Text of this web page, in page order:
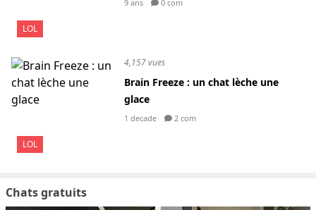
LOL
9 ans 0 com
LOL
4,157 vues
Brain Freeze : un chat lèche une
glace
1 decade 2 com
Chats gratuits